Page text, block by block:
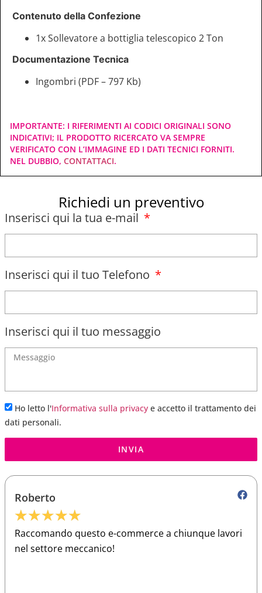
Contenuto della Confezione
1x Sollevatore a bottiglia telescopico 2 Ton
Documentazione Tecnica
Ingombri (PDF – 797 Kb)
IMPORTANTE: I RIFERIMENTI AI CODICI ORIGINALI SONO
INDICATIVI; IL PRODOTTO RICERCATO VA SEMPRE
VERIFICATO CON L’IMMAGINE ED I DATI TECNICI FORNITI.
NEL DUBBIO, CONTATTACI.
Richiedi un preventivo
Inserisci qui la tua e-mail
Inserisci qui il tuo Telefono
Inserisci qui il tuo messaggio
Ho letto l'Informativa sulla privacy e accetto il trattamento dei
dati personali.
INVIA
Roberto
★★★★★
Raccomando questo e-commerce a chiunque lavori
nel settore meccanico!